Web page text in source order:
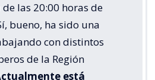
las 20:00 horas de
bueno, ha sido una
con distintos
de la Región
está